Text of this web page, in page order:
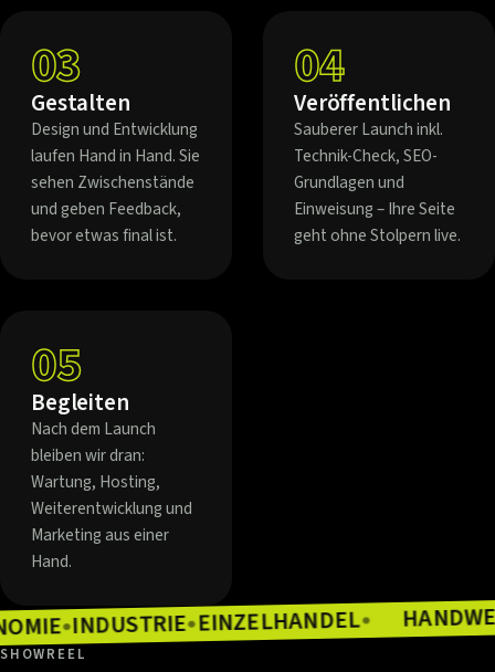
03
Gestalten
Design und Entwicklung
laufen Hand in Hand. Sie
sehen Zwischenstände
und geben Feedback,
bevor etwas final ist.
04
Veröffentlichen
Sauberer Launch inkl.
Technik-Check, SEO-
Grundlagen und
Einweisung – Ihre Seite
geht ohne Stolpern live.
05
Begleiten
Nach dem Launch
bleiben wir dran:
Wartung, Hosting,
Weiterentwicklung und
Marketing aus einer
Hand.
●INDUSTRIE●EINZELHANDEL●
SHOWREEL